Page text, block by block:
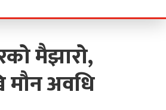
मैझारो,
मौन अवधि